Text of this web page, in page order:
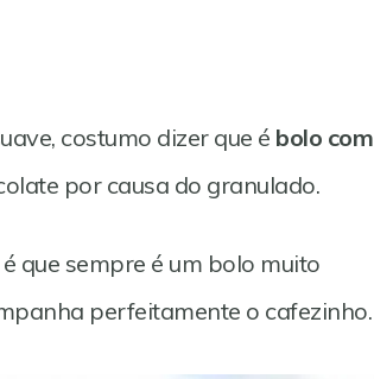
costumo dizer que é bolo com
por causa do granulado.
que sempre é um bolo muito
perfeitamente o cafezinho.